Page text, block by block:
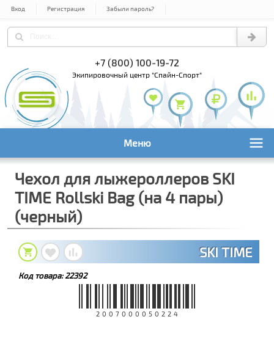
Вход Регистрация Забыли пароль?
+7 (800) 100-19-72
экипировочный центр "Спайн-Спорт"
Меню
Чехол для лыжероллеров SKI
TIME Rollski Bag (на 4 пары)
(черный)
SKI TIME
Код товара:22392
2007000050224